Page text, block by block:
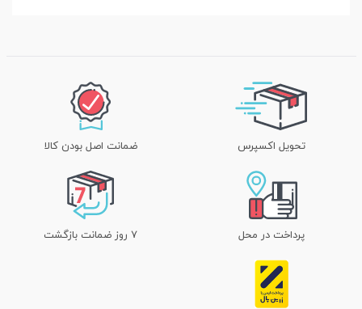
تحویل اکسپرس ضمانت اصل بودن کالا
پرداخت در محل ۷ روز ضمانت بازگشت